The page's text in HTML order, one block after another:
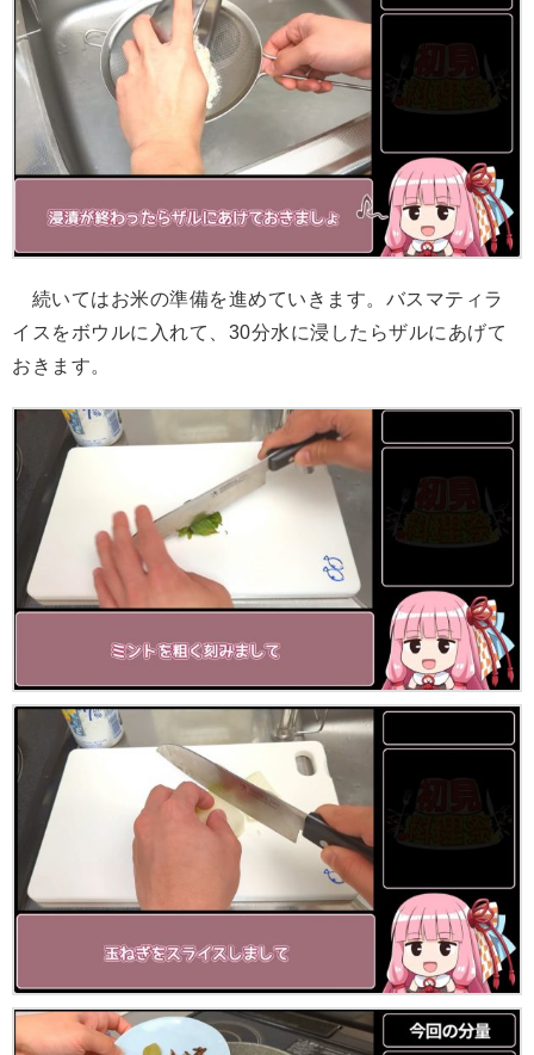
続いてはお米の準備を進めていきます。バスマティラ
イスをボウルに入れて、30分水に浸したらザルにあげて
おきます。